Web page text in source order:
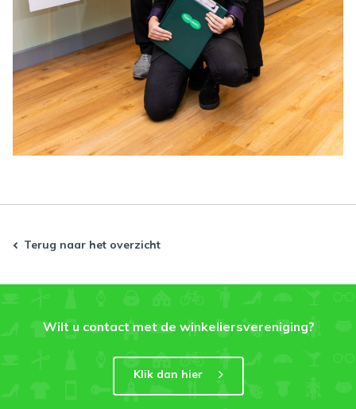
Terug naar het overzicht
Wilt u contact met de winkeliersvereniging?
Klik dan hier